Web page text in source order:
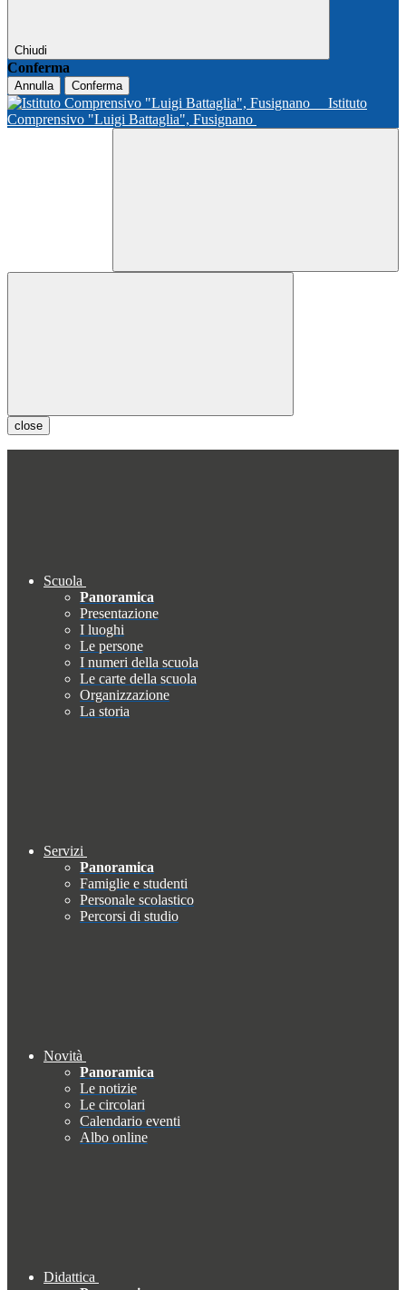
Chiudi
Conferma
Annulla Conferma
Istituto
Comprensivo "Luigi Battaglia", Fusignano
close
Scuola
Panoramica
Presentazione
I luoghi
Le persone
I numeri della scuola
Le carte della scuola
Organizzazione
La storia
Servizi
Panoramica
Famiglie e studenti
Personale scolastico
Percorsi di studio
Novità
Panoramica
Le notizie
Le circolari
Calendario eventi
Albo online
Didattica